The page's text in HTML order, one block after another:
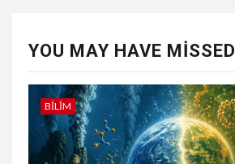
YOU MAY HAVE MISSED
BILIM